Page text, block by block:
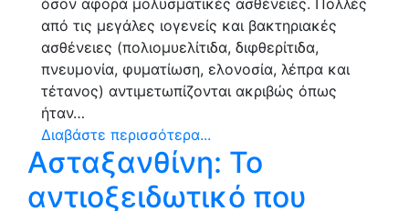
όσον αφορά μολυσματικές ασθένειες. Πολλές
από τις μεγάλες ιογενείς και βακτηριακές
ασθένειες (πολιομυελίτιδα, διφθερίτιδα,
πνευμονία, φυματίωση, ελονοσία, λέπρα και
τέτανος) αντιμετωπίζονται ακριβώς όπως
ήταν…
Διαβάστε περισσότερα...
Ασταξανθίνη: To
αντιοξειδωτικό που